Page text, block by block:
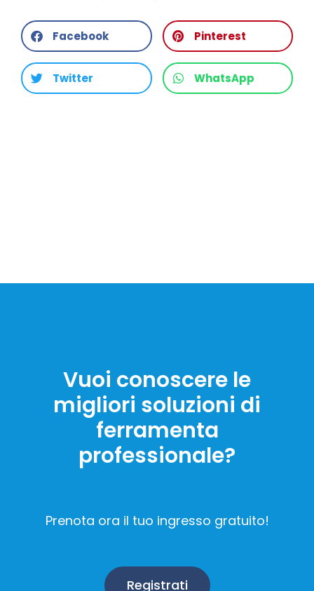
Facebook Pinterest
Twitter WhatsApp
Vuoi conoscere le
migliori soluzioni di
ferramenta
professionale?
Prenota ora il tuo ingresso gratuito!
Registrati